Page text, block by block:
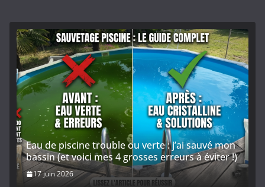
Eau de piscine trouble ou verte : j’ai sauvé mon
bassin (et voici mes 4 grosses erreurs à éviter !)
17 juin 2026